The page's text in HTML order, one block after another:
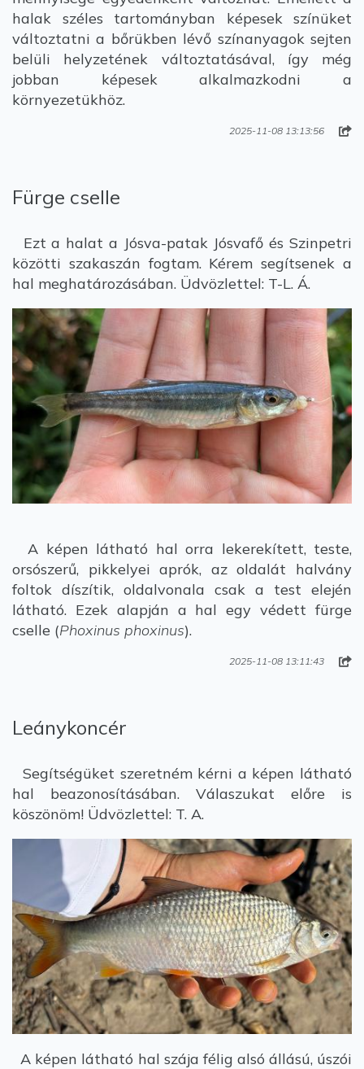
halak széles tartományban képesek színüket
változtatni a bőrükben lévő színanyagok sejten
belüli helyzetének változtatásával, így még
jobban képesek alkalmazkodni a
környezetükhöz.
2025-11-08 13:13:56
Fürge cselle
Ezt a halat a Jósva-patak Jósvafő és Szinpetri
közötti szakaszán fogtam. Kérem segítsenek a
hal meghatározásában. Üdvözlettel: T-L. Á.
A képen látható hal orra lekerekített, teste,
orsószerű, pikkelyei aprók, az oldalát halvány
foltok díszítik, oldalvonala csak a test elején
látható. Ezek alapján a hal egy védett fürge
cselle (Phoxinus phoxinus).
2025-11-08 13:11:43
Leánykoncér
Segítségüket szeretném kérni a képen látható
hal beazonosításában. Válaszukat előre is
köszönöm! Üdvözlettel: T. A.
A képen látható hal szája félig alsó állású, úszói